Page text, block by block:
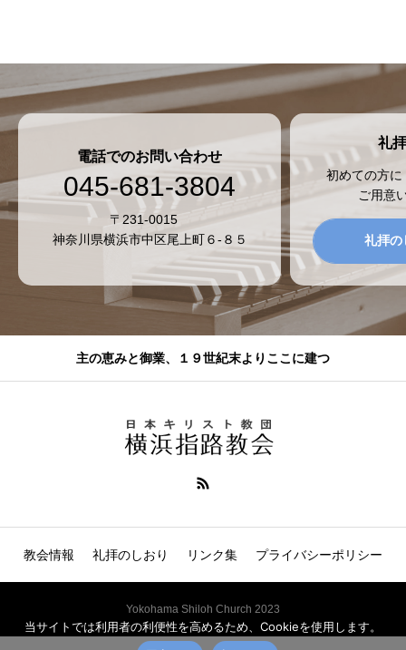
電話でのお問い合わせ
045-681-3804
〒231-0015
神奈川県横浜市中区尾上町６-８５
礼
初めての方
ご用意
礼拝の
主の恵みと御業、１９世紀末よりここに建つ
教会情報 礼拝のしおり リンク集 プライバシーポリシー
Yokohama Shiloh Church 2023
当サイトでは利用者の利便性を高めるため、Cookieを使用します。